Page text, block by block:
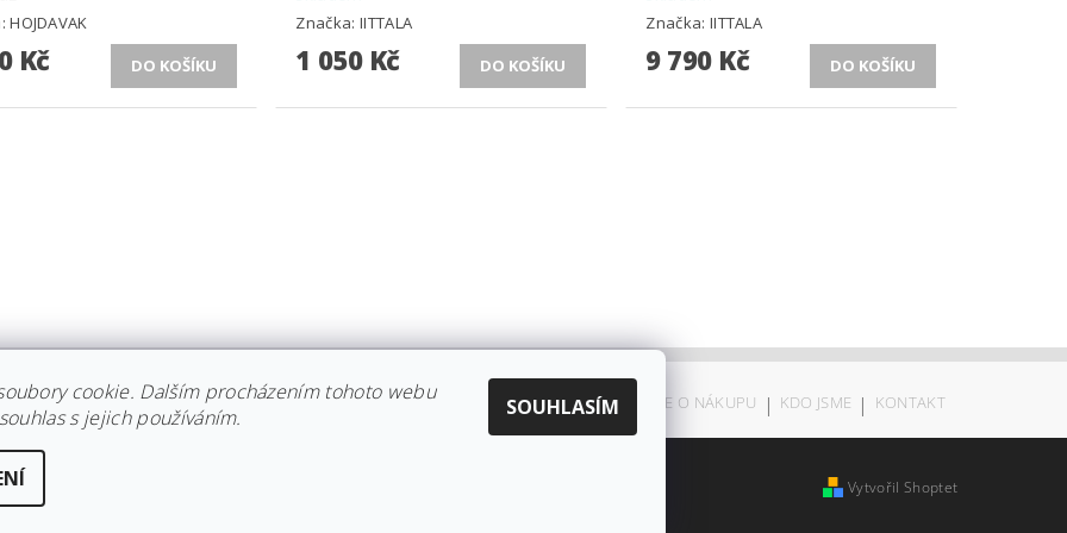
HOJDAVAK
Kč
Značka:IITTALA
1 050 Kč
Značka: IITTALA
9 790 Kč
IITTALA | KOLEKCE STELTON | DISTRIBUCE IITTALA | REKLAMACE/ODSTOUPENÍ VŠE O NÁKUPU | KDO JSME | KONTAKT
Vytvořil Shoptet
cookie. Dalším procházením tohoto webu
s jejich používáním.
SOUHLASÍM